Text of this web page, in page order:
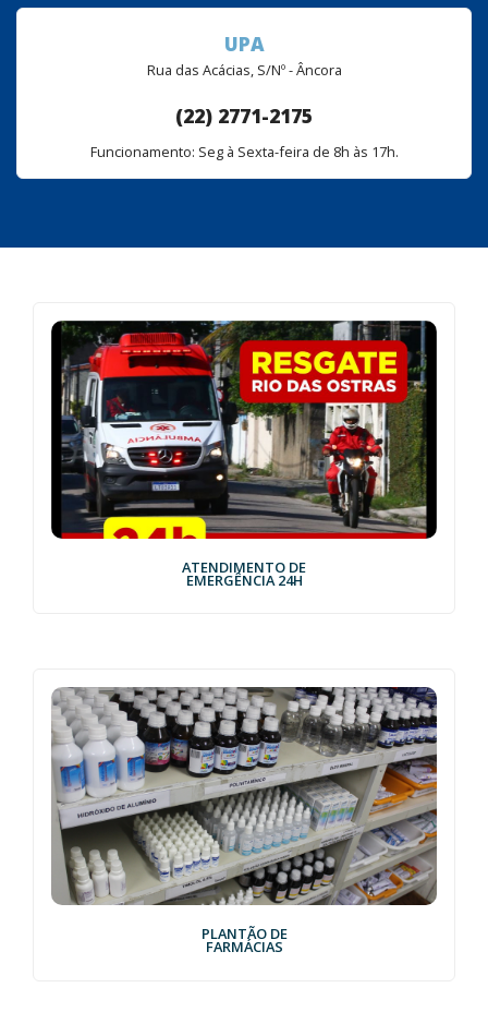
UPA
Rua das Acácias, S/Nº - Âncora
(22) 2771-2175
Funcionamento: Seg à Sexta-feira de 8h às 17h.
ATENDIMENTO DE
EMERGÊNCIA 24H
PLANTÃO DE
FARMÁCIAS